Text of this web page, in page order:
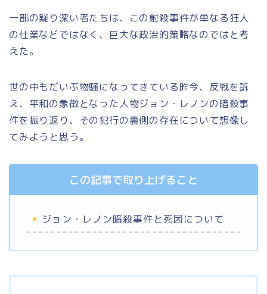
一部の疑り深い者たちは、この射殺事件が単なる狂人
の仕業などではなく、巨大な政治的策略なのではと考
えた。
世の中もだいぶ物騒になってきている昨今、反戦を訴
え、平和の象徴となった人物ジョン・レノンの暗殺事
件を振り返り、その犯行の裏側の存在について想像し
てみようと思う。
この記事で取り上げること
ジョン・レノン暗殺事件と死因について